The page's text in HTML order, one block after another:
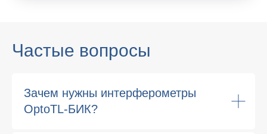
Частые вопросы
Зачем нужны интерферометры
OptoTL-БИК?